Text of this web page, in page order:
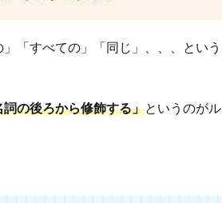
「すべての」「同じ」、、、という
詞の後ろから修飾する」というのがル